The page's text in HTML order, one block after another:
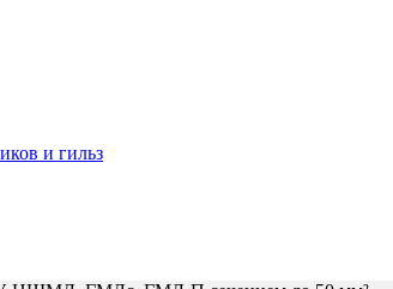
и гильз